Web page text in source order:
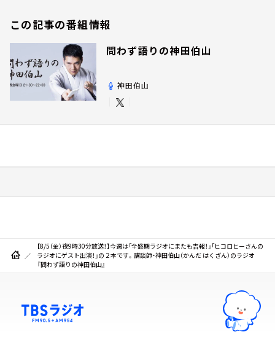
この記事の番組情報
問わず語りの神田伯山
神田伯山
【8/5（金）夜9時30分放送！】今週は「全盛期ラジオにまたも吉報！」「ヒコロヒーさんの
ラジオにゲスト出演！」の２本です。講談師・神田伯山（かんだ はくざん）のラジオ
『問わず語りの神田伯山』